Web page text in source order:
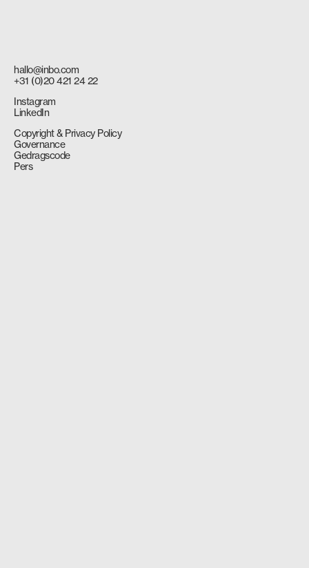
hallo@inbo.com
+31 (0)20 421 24 22
Instagram
LinkedIn
Copyright & Privacy Policy
Governance
Gedragscode
Pers